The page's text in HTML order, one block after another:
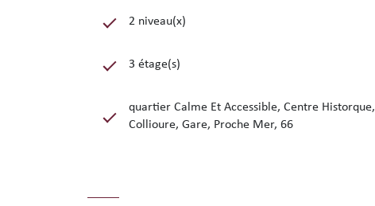
2 niveau(x)
3 étage(s)
quartier Calme Et Accessible, Centre Historque,
Collioure, Gare, Proche Mer, 66